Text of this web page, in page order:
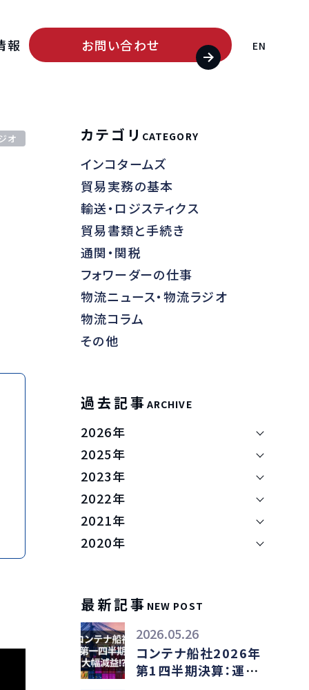
報 お問い合わせ EN
オ カテゴリ CATEGORY
インコタームズ
貿易実務の基本
輸送・ロジスティクス
貿易書類と手続き
通関・関税
フォワーダーの仕事
物流ニュース・物流ラジオ
物流コラム
その他
過去記事 ARCHIVE
2026年
2025年
2023年
2022年
2021年
2020年
最新記事 NEW POST
2026.05.26
コンテナ船社2026年
第1四半期決算：運賃